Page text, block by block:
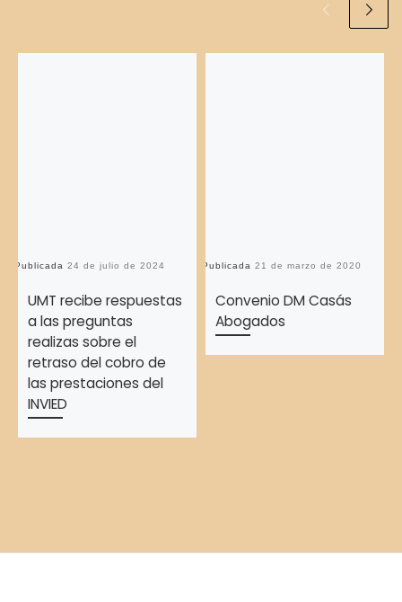
Publicada24 de julio de 2024
UMT recibe respuestas
a las preguntas
realizas sobre el
retraso del cobro de
las prestaciones del
INVIED
Publicada21 de marzo de 2020
Convenio DM Casás
Abogados